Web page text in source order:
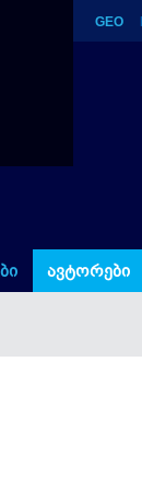
героя
GEO
ავტორები